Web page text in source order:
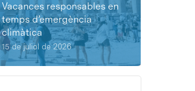
Vacances responsables en
temps d’emergència
climàtica
15 de juliol de 2026